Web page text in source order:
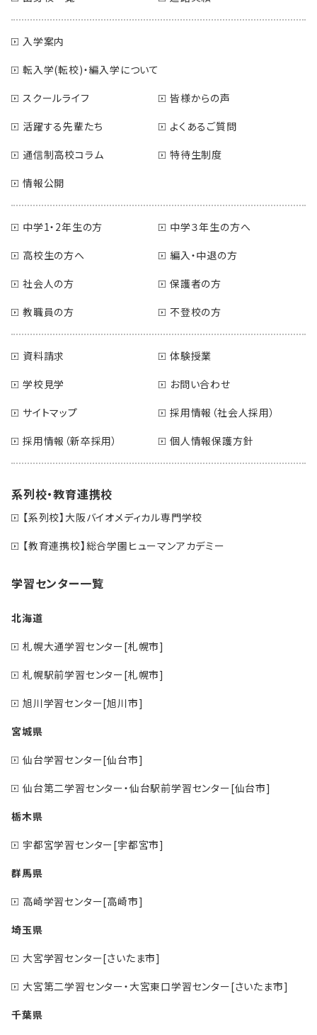
入学案内
転入学(転校)・編入学について
スクールライフ
皆様からの声
活躍する先輩たち
よくあるご質問
通信制高校コラム
特待生制度
情報公開
中学1・2年生の方
中学３年生の方へ
高校生の方へ
編入・中退の方
社会人の方
保護者の方
教職員の方
不登校の方
資料請求
体験授業
学校見学
お問い合わせ
サイトマップ
採用情報（社会人採用）
採用情報（新卒採用）
個人情報保護方針
系列校・教育連携校
【系列校】大阪バイオメディカル専門学校
【教育連携校】総合学園ヒューマンアカデミー
学習センター一覧
北海道
札幌大通学習センター[札幌市]
札幌駅前学習センター[札幌市]
旭川学習センター[旭川市]
宮城県
仙台学習センター[仙台市]
仙台第二学習センター・仙台駅前学習センター[仙台市]
栃木県
宇都宮学習センター[宇都宮市]
群馬県
高崎学習センター[高崎市]
埼玉県
大宮学習センター[さいたま市]
大宮第二学習センター・大宮東口学習センター[さいたま市]
千葉県